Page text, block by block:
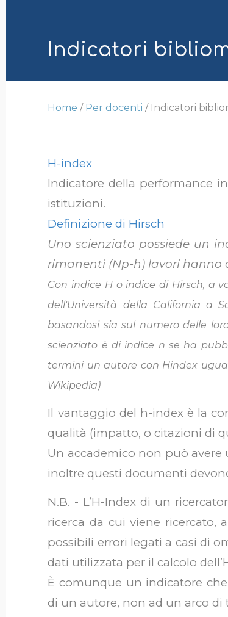
Indicatori
Home / Per docenti / Indicatori
H-index
Indicatore della performance
istituzioni.
Definizione di Hirsch
Uno scienziato possiede un
rimanenti (Np-h) lavori hanno
Con indice H o indice di Hirsch, a
dell'Università della California a
basandosi sia sul numero delle
scienziato è di indice n se ha
termini un autore con Hindex
Wikipedia)
Il vantaggio del h-index è la
qualità (impatto, o citazioni di
Un accademico non può
inoltre questi documenti
N.B. - L’H-Index di un
ricerca da cui viene ricercato,
possibili errori legati a casi di
dati utilizzata per il calcolo
È comunque un indicatore
di un autore, non ad un arco